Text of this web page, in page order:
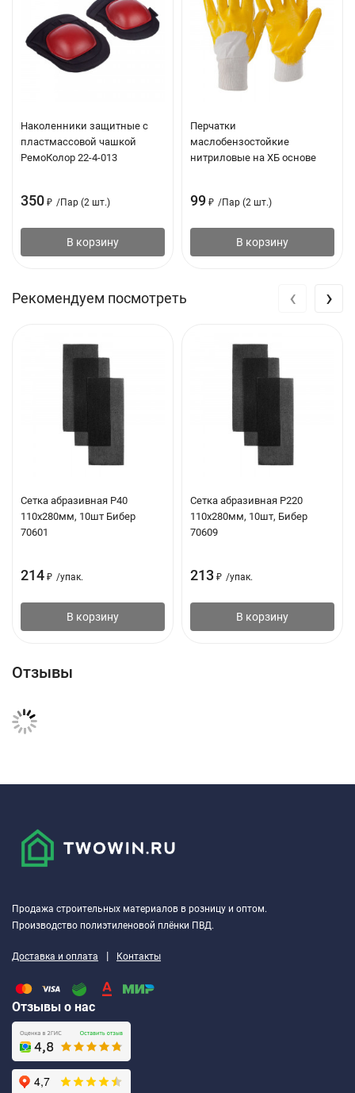
Наколенники защитные с
пластмассовой чашкой
РемоКолор 22-4-013
350 ₽ /Пар (2 шт.)
В корзину
Перчатки
маслобензостойкие
нитриловые на ХБ основе
99 ₽ /Пар (2 шт.)
В корзину
Рекомендуем посмотреть
Сетка абразивная Р40
110х280мм, 10шт Бибер
70601
214 ₽ /упак.
В корзину
Сетка абразивная Р220
110х280мм, 10шт, Бибер
70609
213 ₽ /упак.
В корзину
‹ ›
Отзывы
Продажа строительных материалов в розницу и оптом.
Производство полиэтиленовой плёнки ПВД.
Доставка и оплата | Контакты
Отзывы о нас